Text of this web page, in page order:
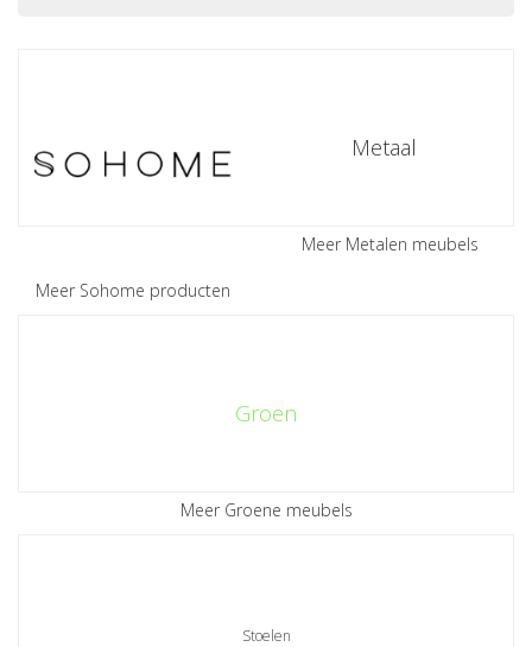
Meer Sohome producten
Metaal
Meer Metalen meubels
Groen
Meer Groene meubels
Stoelen